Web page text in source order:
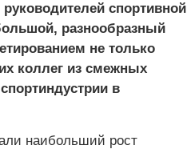
спортивной
разнообразный
не только
коллег из смежных
в
наибольший рост